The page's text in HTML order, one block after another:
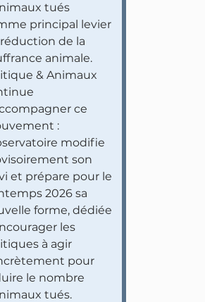
tués
principal levier
de la
animale.
& Animaux
ce
:
modifie
son
et prépare pour le
2026 sa
forme, dédiée
les
à agir
pour
le nombre
tués.